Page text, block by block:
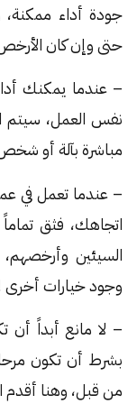
جودة أداء ممكنة،
حتى وإن كان
– عندما يمكنك
نفس العمل، سيتم
مباشرة بآلة أو
– عندما تعمل في
اتجاهك، فثق
السيئين
وجود خيارات أخرى
– لا مانع أبداً
بشرط أن تكون
من قبل، وهنا